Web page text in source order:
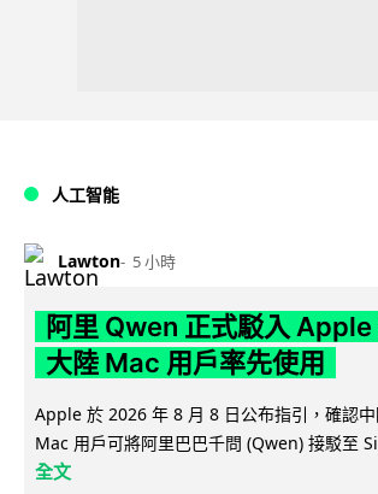
人工智能
Lawton 5 小時
阿里 Qwen 正式駁入 Apple
大陸 Mac 用戶率先使用
Apple 於 2026 年 8 月 8 日公布指引，確認
Mac 用戶可將阿里巴巴千問 (Qwen) 接駁至
全文